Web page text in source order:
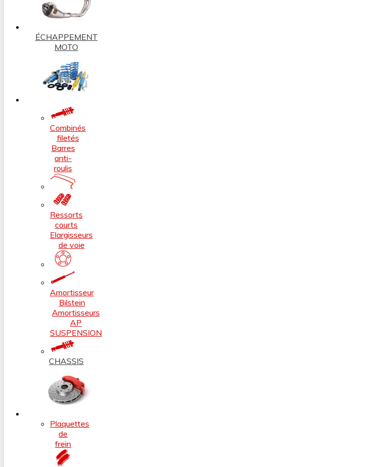
ÉCHAPPEMENT
MOTO
Combinés
filetés
Barres
anti-
roulis
Ressorts
courts
Elargisseurs
de voie
Amortisseur
Bilstein
Amortisseurs
AP
SUSPENSION
CHASSIS
Plaquettes
de
frein